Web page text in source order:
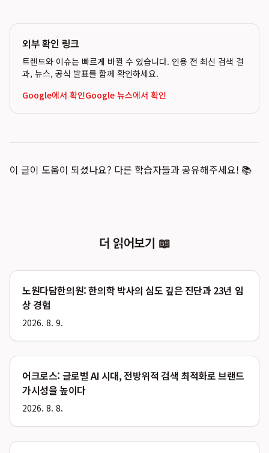
외부 확인 링크
트렌드와 이슈는 빠르게 바뀔 수 있습니다. 인용 전 최신 검색 결
과, 뉴스, 공식 발표를 함께 확인하세요.
Google에서 확인Google 뉴스에서 확인
이 글이 도움이 되셨나요? 다른 학습자들과 공유해주세요! 📚
더 읽어보기 📖
노원다담한의원: 한의학 박사의 심도 깊은 진단과 23년 임
상 경험
2026. 8. 9.
어크로스: 글로벌 AI 시대, 전방위적 검색 최적화로 브랜드
가시성을 높이다
2026. 8. 8.